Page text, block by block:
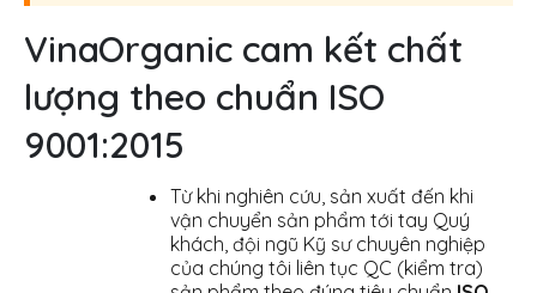
VinaOrganic cam kết chất
lượng theo chuẩn ISO
9001:2015
Từ khi nghiên cứu, sản xuất đến khi
vận chuyển sản phẩm tới tay Quý
khách, đội ngũ Kỹ sư chuyên nghiệp
của chúng tôi liên tục QC (kiểm tra)